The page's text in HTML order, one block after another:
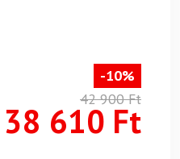
-10%
42 900 Ft
38 610 Ft